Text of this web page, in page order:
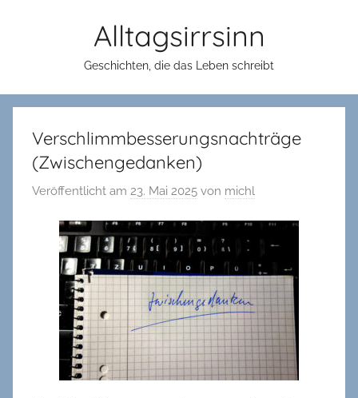
Alltagsirrsinn
Geschichten, die das Leben schreibt
Verschlimmbesserungsnachträge
(Zwischengedanken)
Veröffentlicht am 23. Mai 2025 von michl